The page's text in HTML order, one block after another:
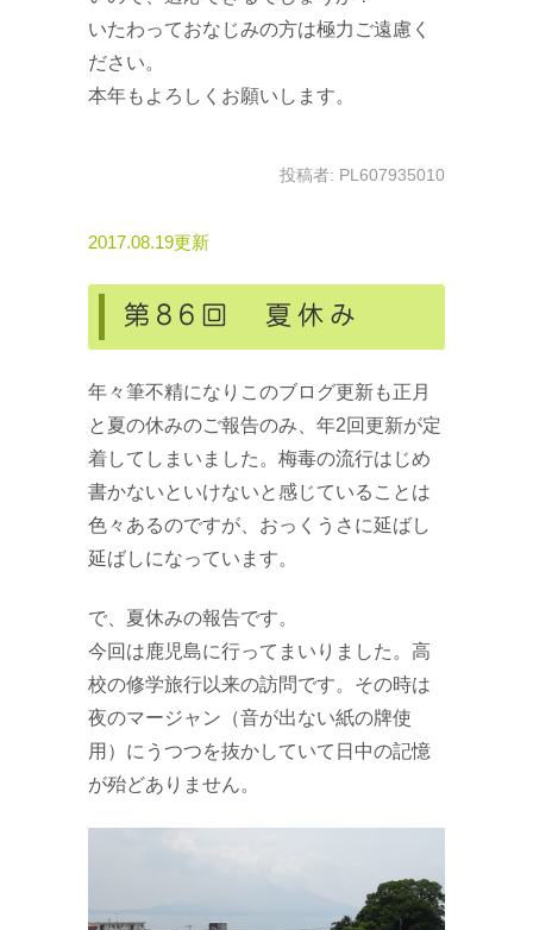
いたわっておなじみの方は極力ご遠慮く
ださい。
本年もよろしくお願いします。
投稿者: PL607935010
2017.08.19更新
第86回 夏休み
年々筆不精になりこのブログ更新も正月
と夏の休みのご報告のみ、年2回更新が定
着してしまいました。梅毒の流行はじめ
書かないといけないと感じていることは
色々あるのですが、おっくうさに延ばし
延ばしになっています。
で、夏休みの報告です。
今回は鹿児島に行ってまいりました。高
校の修学旅行以来の訪問です。その時は
夜のマージャン（音が出ない紙の牌使
用）にうつつを抜かしていて日中の記憶
が殆どありません。